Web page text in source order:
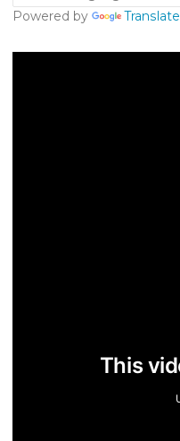
Powered by Translate